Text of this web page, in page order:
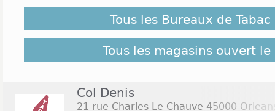
le 14 juillet 2026 ne soient pas répertoriés ici,
retrouver l'ensemble des Tabac Orleans
bureaux de Tabac Orleans
Tous les Bureaux de
Tous les magasins ouvert
Col Denis
21 rue Charles Le Chauve 45000